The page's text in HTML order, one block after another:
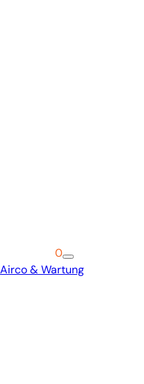
0
Airco & Wartung